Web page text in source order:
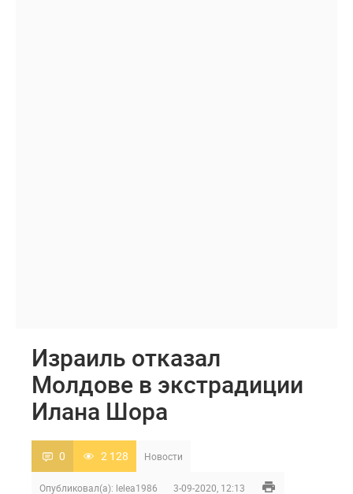
Израиль отказал
Молдове в экстрадиции
Илана Шора
0 2 128 Новости
Опубликовал(а): lelea1986 3-09-2020, 12:13